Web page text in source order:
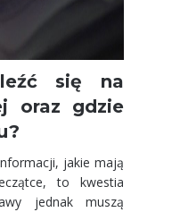
się na
oraz gdzie
jakie mają
to kwestia
jednak muszą